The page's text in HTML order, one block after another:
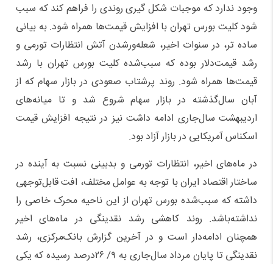
وجود ندارد که موجبات شکل گیری روندی را فراهم کند که سبب
شود کلیت بورس تهران با افزایش قیمت‌ها همراه شود. به بیانی
ساده تر، در سنوات اخیر، شعله‌ورشدن آتش انتظارات تورمی و
رشد قیمت‌دلار بوده که سبب‌شده کلیت بورس تهران با رشد
قیمت‌ها همراه شود. روند پرشتاب صعودی در بازار سهام که از
آبان سال‌گذشته در بازار سهام شروع شد و تا میانه‌های
اردیبهشت سال‌جاری ادامه داشت نیز در نتیجه افزایش قیمت
اسکناس آمریکایی در بازار آزاد بود.
در ماه‌های اخیر، انتظارات تورمی و بدبینی نسبت به آینده در
ساختار اقتصاد ایران با توجه به عوامل مختلف، افت قابل‌توجهی
داشته که سبب‌شده بورس تهران از این ناحیه محرک خاصی را
نداشته‌باشد. روند کاهشی رشد نقدینگی در ماه‌های اخیر
همچنان ادامه‌دار است و در آخرین گزارش بانک‌مرکزی، رشد
نقدینگی تا پایان مرداد سال‌جاری به ۹/ ۲۶‌درصد رسیده که یکی